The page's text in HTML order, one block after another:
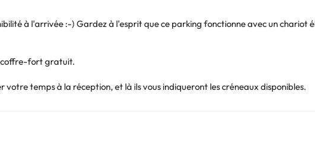
à l'arrivée :-) Gardez à l'esprit que ce parking fonctionne avec un chariot
coffre-fort gratuit.
votre temps à la réception, et là ils vous indiqueront les créneaux disponibles.